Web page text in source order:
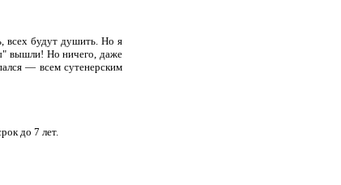
всех будут душить. Но я
вышли! Но ничего, даже
— всем сутенерским
до 7 лет.